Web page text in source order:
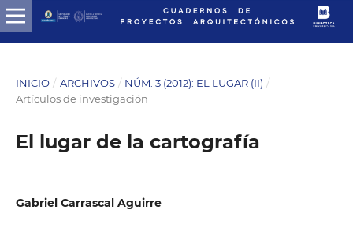
INICIO / ARCHIVOS / NÚM. 3 (2012): EL LUGAR (II) /
Artículos de investigación
El lugar de la cartografía
Gabriel Carrascal Aguirre